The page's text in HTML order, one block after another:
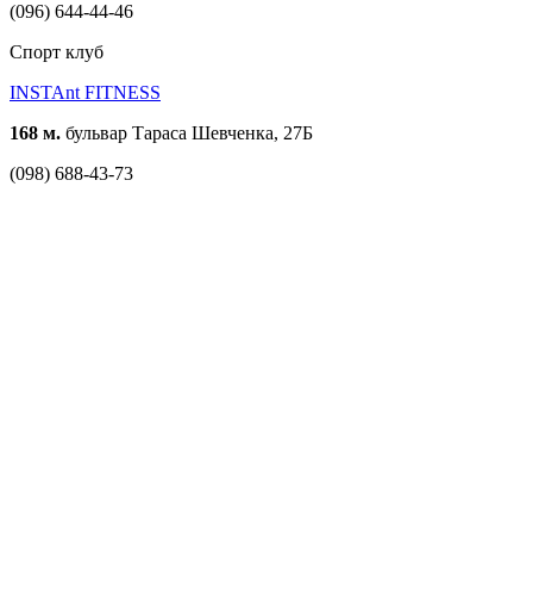
(096) 644-44-46
Спорт клуб
INSTAnt FITNESS
168 м. бульвар Тараса Шевченка, 27Б
(098) 688-43-73